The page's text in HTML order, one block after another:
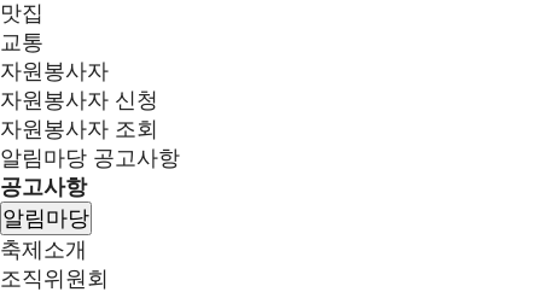
맛집
교통
자원봉사자
자원봉사자 신청
자원봉사자 조회
알림마당 공고사항
공고사항
알림마당
축제소개
조직위원회